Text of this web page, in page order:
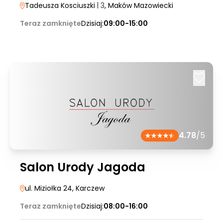
Tadeusza Kosciuszki | 3, Maków Mazowiecki
Teraz zamknięteDzisiaj:09:00-15:00
4.78/5
Salon Urody Jagoda
ul. Miziołka 24, Karczew
Teraz zamknięteDzisiaj:08:00-16:00